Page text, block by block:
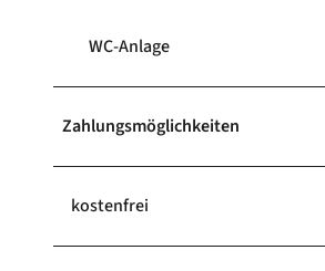
WC-Anlage
Zahlungsmöglichkeiten
kostenfrei